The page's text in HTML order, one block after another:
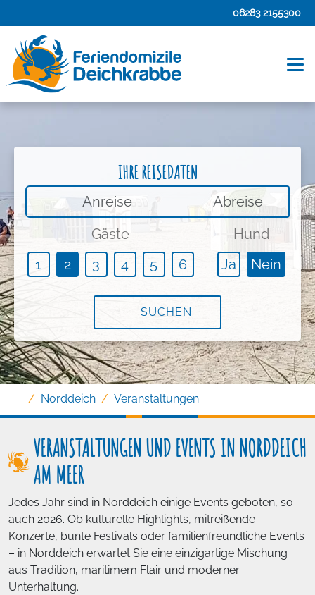
06283 2155300
IHRE REISEDATEN
An-/Abreise
Gäste
1
2 3 4 5 6
Hund
Ja
Nein
SUCHEN
Norddeich Veranstaltungen
VERANSTALTUNGEN UND EVENTS IN NORDDEICH
AM MEER
Jedes Jahr sind in Norddeich einige Events geboten, so
auch 2026. Ob kulturelle Highlights, mitreißende
Konzerte, bunte Festivals oder familienfreundliche Events
– in Norddeich erwartet Sie eine einzigartige Mischung
aus Tradition, maritimem Flair und moderner
Unterhaltung.